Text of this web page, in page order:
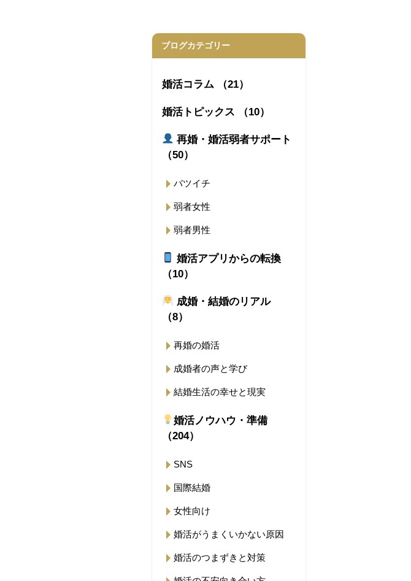
ブログカテゴリー
婚活コラム （21）
婚活トピックス （10）
再婚・婚活弱者サポート
（50）
バツイチ
弱者女性
弱者男性
婚活アプリからの転換
（10）
成婚・結婚のリアル
（8）
再婚の婚活
成婚者の声と学び
結婚生活の幸せと現実
婚活ノウハウ・準備
（204）
SNS
国際結婚
女性向け
婚活がうまくいかない原因
婚活のつまずきと対策